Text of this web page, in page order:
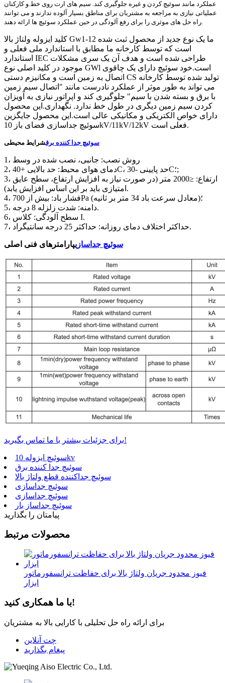
عملکرد مانند سوئیچ کردن و غیره جلوگیری کند. سیم های ارت روی خط.و کارکنان
عملیاتی نیازی به مراجعه به مشتریان برای مناطق بسیار آلوده ندارند و می توانند
راه حل های موثری را برای رفع آلودگی در حین عملکرد سوئیچ ها ارائه دهند.
کلید ایزوله ولتاژ بالا Gw1-12 ما یک نوع جدید از محصول ثبت شده
است که توسط کارخانه ما مطابق با استاندارد ملی فعلی و
استاندارد IEC طراحی شده است و هدف آن یک سری مشکلات
موجود در کلید اصلی نوع GWl است.خود سوئیچ دارای یک چاقوی
اتصال به زمین است و مکانیزم دستی CS تولید شده توسط کارخانه
می تواند به طور موثر از عملکرد نادرست مانند "اتصال سیم زمین
با برق و بسته شدن با سیم" جلوگیری کند و اپراتور نیازی به آویزان
کردن سیم زمین دیگری در طول خط ندارد. نگهداری.این محصول
دارای خواص الکتریکی و مکانیکی عالی است.این محصول جایگزین
سوئیچ جداسازی فضای باز 10kV/11kV/12kV فعلی است.
سوئیچ جدا کننده برقشرایط محیطی
1، روش نصب: جانبی، نصب شده در وسط
2، دمای هوای محیط: حد بالایی +40C، حد پایینی -30C؛;
3، ارتفاع: ≤2000 متر (در صورت نیاز به افزایش ارتفاع، سطح عایق
امتیازی باید بر این اساس افزایش یابد).
4، فشار باد: بیش از 700Pa (معادل سرعت باد 34 متر بر ثانیه)؛
5، دامنه: شدت زلزله 8 درجه.
6، سطح آلودگی: کلاس I.
7، حداکثر اختلاف دمای روزانه: حداکثر 25 درجه سانتیگراد.
سوئیچ جداسازیپارامترهای فنی اصلی
برای جزئیات بیشتر با ما تماس بگیرید!
سوئیچ ایزوله 10kv
سوئیچ جدا کننده برق
سوئیچ جداکننده قطع ولتاژ بالا
سوئیچ جداسازی
سوئیچ جداسازی
سوئیچ جداساز بار
پیامتان را بگذارید
محصولات مرتبط
فیوز محدود جریان ولتاژ بالا برای حفاظت ترانسفورماتور
ابزار
با ما همکاری کنید!
برای ارائه راه حل تحلیلی با کارایی بالا به مشتریان
چت آنلاین
پیغام بگذارید